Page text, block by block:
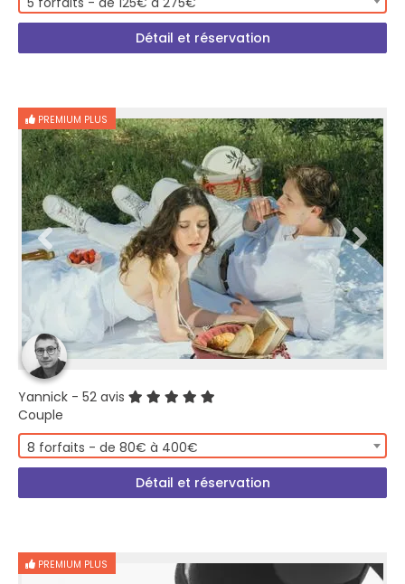
Détail et réservation
PREMIUM PLUS
Yannick - 52 avis
Couple
8 forfaits - de 80€ à 400€
Détail et réservation
PREMIUM PLUS